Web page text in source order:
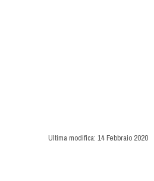
Ultima modifica: 14 Febbraio 2020